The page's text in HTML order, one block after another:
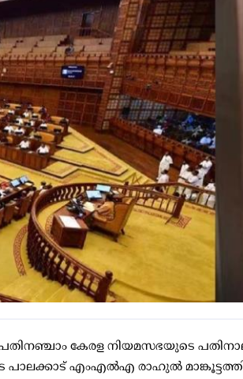
കേരള നിയമസഭയുടെ
പാലക്കാട് എംഎൽഎ രാഹുൽ